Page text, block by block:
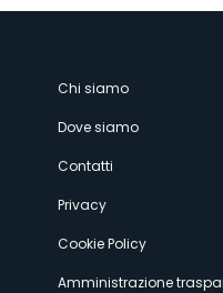
Menù
Chi siamo
Dove siamo
Contatti
Privacy
Cookie Policy
Amministrazione